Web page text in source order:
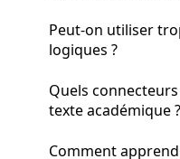
Peut-on utiliser
logiques ?
Quels
texte académique ?
Comment